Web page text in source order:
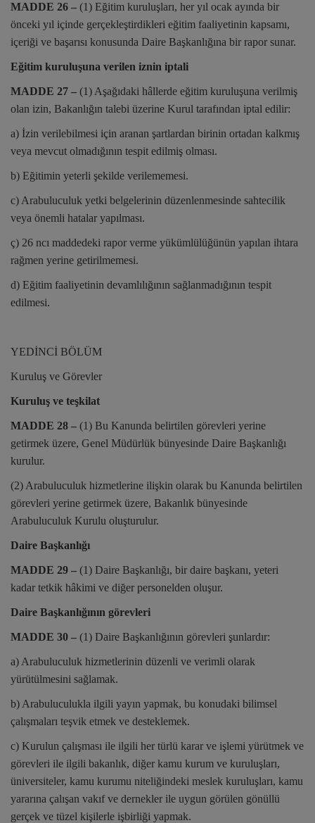
MADDE 26 – (1) Eğitim kuruluşları, her yıl ocak ayında bir
önceki yıl içinde gerçekleştirdikleri eğitim faaliyetinin kapsamı,
içeriği ve başarısı konusunda Daire Başkanlığına bir rapor sunar.
Eğitim kuruluşuna verilen iznin iptali
MADDE 27 – (1) Aşağıdaki hâllerde eğitim kuruluşuna verilmiş
olan izin, Bakanlığın talebi üzerine Kurul tarafından iptal edilir:
a) İzin verilebilmesi için aranan şartlardan birinin ortadan kalkmış
veya mevcut olmadığının tespit edilmiş olması.
b) Eğitimin yeterli şekilde verilememesi.
c) Arabuluculuk yetki belgelerinin düzenlenmesinde sahtecilik
veya önemli hatalar yapılması.
ç) 26 ncı maddedeki rapor verme yükümlülüğünün yapılan ihtara
rağmen yerine getirilmemesi.
d) Eğitim faaliyetinin devamlılığının sağlanmadığının tespit
edilmesi.
YEDİNCİ BÖLÜM
Kuruluş ve Görevler
Kuruluş ve teşkilat
MADDE 28 – (1) Bu Kanunda belirtilen görevleri yerine
getirmek üzere, Genel Müdürlük bünyesinde Daire Başkanlığı
kurulur.
(2) Arabuluculuk hizmetlerine ilişkin olarak bu Kanunda belirtilen
görevleri yerine getirmek üzere, Bakanlık bünyesinde
Arabuluculuk Kurulu oluşturulur.
Daire Başkanlığı
MADDE 29 – (1) Daire Başkanlığı, bir daire başkanı, yeteri
kadar tetkik hâkimi ve diğer personelden oluşur.
Daire Başkanlığının görevleri
MADDE 30 – (1) Daire Başkanlığının görevleri şunlardır:
a) Arabuluculuk hizmetlerinin düzenli ve verimli olarak
yürütülmesini sağlamak.
b) Arabuluculukla ilgili yayın yapmak, bu konudaki bilimsel
çalışmaları teşvik etmek ve desteklemek.
c) Kurulun çalışması ile ilgili her türlü karar ve işlemi yürütmek ve
görevleri ile ilgili bakanlık, diğer kamu kurum ve kuruluşları,
üniversiteler, kamu kurumu niteliğindeki meslek kuruluşları, kamu
yararına çalışan vakıf ve dernekler ile uygun görülen gönüllü
gerçek ve tüzel kişilerle işbirliği yapmak.